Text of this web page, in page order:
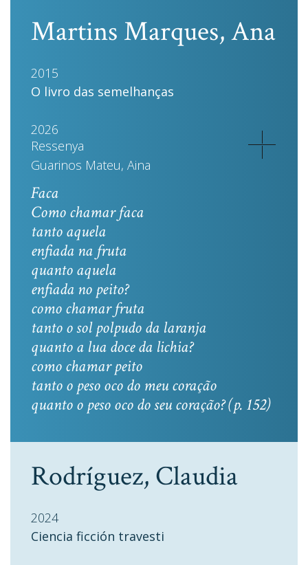
Martins Marques, Ana
2015
O livro das semelhanças
2026
Ressenya
Guarinos Mateu, Aina
Faca
Como chamar faca
tanto aquela
enfiada na fruta
quanto aquela
enfiada no peito?
como chamar fruta
tanto o sol polpudo da laranja
quanto a lua doce da lichia?
como chamar peito
tanto o peso oco do meu coração
quanto o peso oco do seu coração? (p. 152)
Rodríguez, Claudia
2024
Ciencia ficción travesti